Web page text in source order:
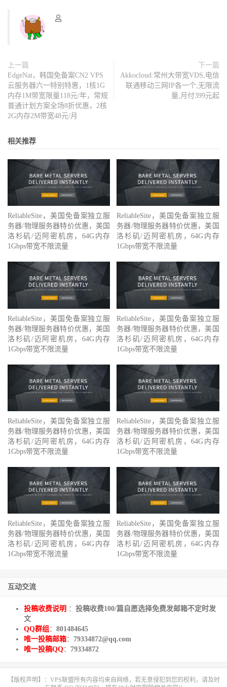
上一篇
EdgeNat，韩国免备案CN2 VPS
云服务器六一特别特惠，1核1G
内存1M带宽限量118元/年，常规
普通计划方案全场8折优惠，2核
2G内存2M带宽48元/月
下一篇
Akkocloud:常州大带宽VDS,电信
联通移动三网IP各一个,无限流
量,月付399元起
相关推荐
ReliableSite，美国免备案独立服
务器/物理服务器特价优惠，美国
洛杉矶/迈阿密机房，64G内存
1Gbps带宽不限流量
ReliableSite，美国免备案独立服
务器/物理服务器特价优惠，美国
洛杉矶/迈阿密机房，64G内存
1Gbps带宽不限流量
ReliableSite，美国免备案独立服
务器/物理服务器特价优惠，美国
洛杉矶/迈阿密机房，64G内存
1Gbps带宽不限流量
ReliableSite，美国免备案独立服
务器/物理服务器特价优惠，美国
洛杉矶/迈阿密机房，64G内存
1Gbps带宽不限流量
ReliableSite，美国免备案独立服
务器/物理服务器特价优惠，美国
洛杉矶/迈阿密机房，64G内存
1Gbps带宽不限流量
ReliableSite，美国免备案独立服
务器/物理服务器特价优惠，美国
洛杉矶/迈阿密机房，64G内存
1Gbps带宽不限流量
ReliableSite，美国免备案独立服
务器/物理服务器特价优惠，美国
洛杉矶/迈阿密机房，64G内存
1Gbps带宽不限流量
ReliableSite，美国免备案独立服
务器/物理服务器特价优惠，美国
洛杉矶/迈阿密机房，64G内存
1Gbps带宽不限流量
互动交流
投稿收费说明 ： 投稿收费100/篇自愿选择免费发邮箱不定时发
文
QQ群组 ： 801484645
唯一投稿邮箱： 79334872@qq.com
唯一投稿QQ： 79334872
【版权声明】：VPS联盟所有内容均来自网络，若无意侵犯到您的权利，请及时